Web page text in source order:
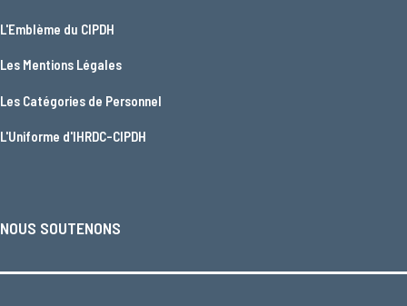
L'Emblème du CIPDH
Les Mentions Légales
Les Catégories de Personnel
L'Uniforme d'IHRDC-CIPDH
NOUS SOUTENONS